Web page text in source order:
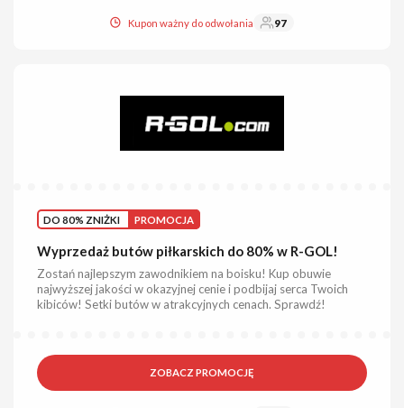
Kupon ważny do odwołania 97
DO 80% ZNIŻKI PROMOCJA
Wyprzedaż butów piłkarskich do 80% w R-GOL!
Zostań najlepszym zawodnikiem na boisku! Kup obuwie
najwyższej jakości w okazyjnej cenie i podbijaj serca Twoich
kibiców! Setki butów w atrakcyjnych cenach. Sprawdź!
ZOBACZ PROMOCJĘ